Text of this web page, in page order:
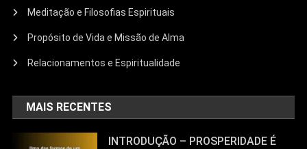
Meditação e Filosofias Espirituais
Propósito de Vida e Missão de Alma
Relacionamentos e Espiritualidade
MAIS RECENTES
INTRODUÇÃO – PROSPERIDADE É